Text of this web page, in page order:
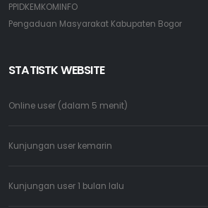
PPIDKEMKOMINFO
Pengaduan Masyarakat Kabupaten Bogor
STATISTK WEBSITE
Online user (dalam 5 menit)
Kunjungan user kemarin
Kunjungan user 1 bulan lalu